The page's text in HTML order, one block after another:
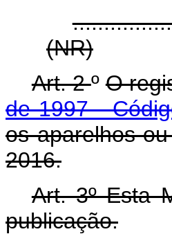
(NR)
Art. 2ºO
de 1997 -
os aparelhos
2016.
Art. 3º Esta
publicação.